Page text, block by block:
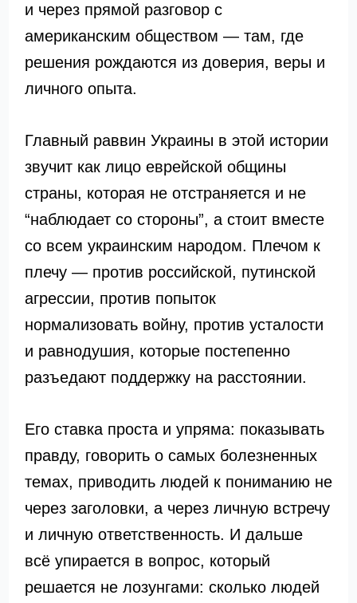
и через прямой разговор с
американским обществом — там, где
решения рождаются из доверия, веры и
личного опыта.
Главный раввин Украины в этой истории
звучит как лицо еврейской общины
страны, которая не отстраняется и не
“наблюдает со стороны”, а стоит вместе
со всем украинским народом. Плечом к
плечу — против российской, путинской
агрессии, против попыток
нормализовать войну, против усталости
и равнодушия, которые постепенно
разъедают поддержку на расстоянии.
Его ставка проста и упряма: показывать
правду, говорить о самых болезненных
темах, приводить людей к пониманию не
через заголовки, а через личную встречу
и личную ответственность. И дальше
всё упирается в вопрос, который
решается не лозунгами: сколько людей